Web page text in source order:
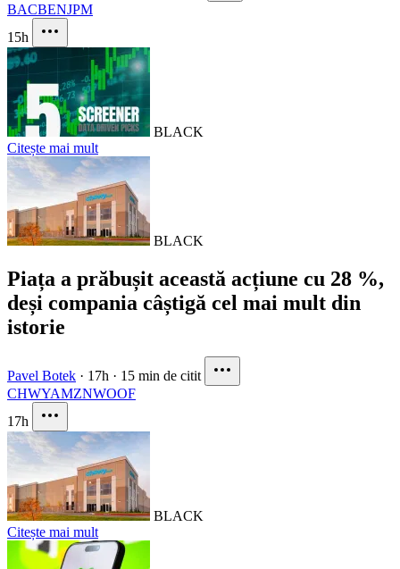
BACBENJPM
15h
BLACK
Citește mai mult
BLACK
Piața a prăbușit această acțiune cu 28 %,
deși compania câștigă cel mai mult din
istorie
Pavel Botek · 17h · 15 min de citit
CHWYAMZNWOOF
17h
BLACK
Citește mai mult